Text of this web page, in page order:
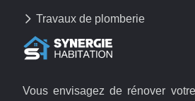
Travaux de plomberie
Vous envisagez de rénover